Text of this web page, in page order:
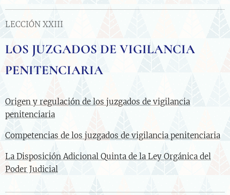
LECCIÓN XXIII
LOS JUZGADOS DE VIGILANCIA
PENITENCIARIA
Origen y regulación de los juzgados de vigilancia
penitenciaria
Competencias de los juzgados de vigilancia penitenciaria
La Disposición Adicional Quinta de la Ley Orgánica del
Poder Judicial